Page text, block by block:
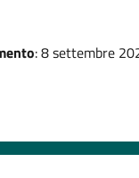
: 8 settembre